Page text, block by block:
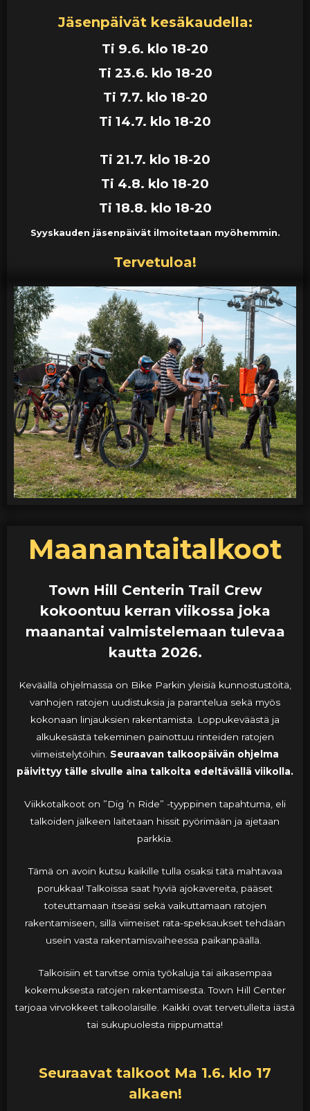
Jäsenpäivät kesäkaudella:
Ti 9.6. klo 18-20
Ti 23.6. klo 18-20
Ti 7.7. klo 18-20
Ti 14.7. klo 18-20
Ti 21.7. klo 18-20
Ti 4.8. klo 18-20
Ti 18.8. klo 18-20
Syyskauden jäsenpäivät ilmoitetaan myöhemmin.
Tervetuloa!
Maanantaitalkoot
Town Hill Centerin Trail Crew
kokoontuu kerran viikossa joka
maanantai valmistelemaan tulevaa
kautta 2026.
Keväällä ohjelmassa on Bike Parkin yleisiä kunnostustöitä,
vanhojen ratojen uudistuksia ja parantelua sekä myös
kokonaan linjauksien rakentamista. Loppukeväästä ja
alkukesästä tekeminen painottuu rinteiden ratojen
viimeistelytöihin. Seuraavan talkoopäivän ohjelma
päivittyy tälle sivulle aina talkoita edeltävällä viikolla.
Viikkotalkoot on ”Dig ’n Ride” -tyyppinen tapahtuma, eli
talkoiden jälkeen laitetaan hissit pyörimään ja ajetaan
parkkia.
Tämä on avoin kutsu kaikille tulla osaksi tätä mahtavaa
porukkaa! Talkoissa saat hyviä ajokavereita, pääset
toteuttamaan itseäsi sekä vaikuttamaan ratojen
rakentamiseen, sillä viimeiset rata-speksaukset tehdään
usein vasta rakentamisvaiheessa paikanpäällä.
Talkoisiin et tarvitse omia työkaluja tai aikasempaa
kokemuksesta ratojen rakentamisesta. Town Hill Center
tarjoaa virvokkeet talkoolaisille. Kaikki ovat tervetulleita iästä
tai sukupuolesta riippumatta!
Seuraavat talkoot Ma 1.6. klo 17
alkaen!